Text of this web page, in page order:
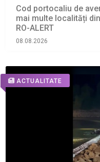
Cod portocaliu de
mai multe localități
RO-ALERT
08.08.2026
ACTUALITATE